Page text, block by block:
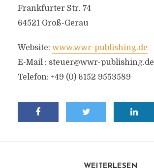
Frankfurter Str. 74
64521 Groß-Gerau
Website: www.wwr-publishing.de
E-Mail : steuer@wwr-publishing.de
Telefon: +49 (0) 6152 9553589
WEITERLESEN